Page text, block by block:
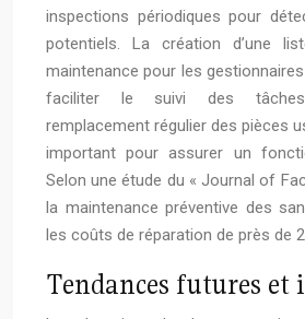
inspections périodiques pour
potentiels. La création d’une
maintenance pour les
faciliter le suivi des tâches
remplacement régulier des pièces
important pour assurer un
Selon une étude du « Journal of
la maintenance préventive des
les coûts de réparation de près de
Tendances futures et